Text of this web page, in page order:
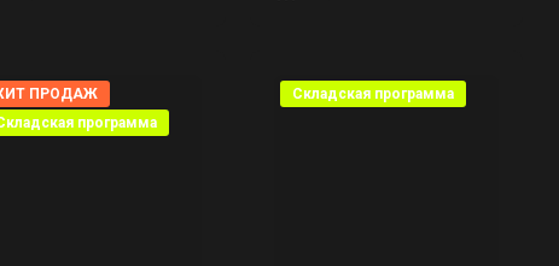
ПРОДАЖ
программа
Складская программа